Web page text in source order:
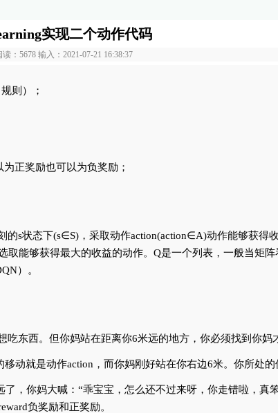
实现二个动作代码
读：5678 输入：2021-07-21 16:38:37
则）；
正奖励也可以为负奖励；
的s状态下(s∈S)，采取动作action(action∈A)动作能够获得
取能够获得最大的收益的动作。Q是一个列表，一般当矩
）。
东西。但你妈站在距离你6米远的地方，你必须找到你妈
就是动作action，而你妈刚好站在你右边6米。你所处的
，你妈大喊：“乖宝宝，怎么还不过来呀，你走错啦，真
负奖励和正奖励。